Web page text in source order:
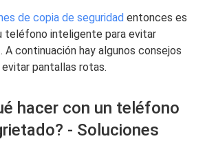
de copia de seguridad entonces es
teléfono inteligente para evitar
A continuación hay algunos consejos
pantallas rotas.
hacer con un teléfono
- Soluciones